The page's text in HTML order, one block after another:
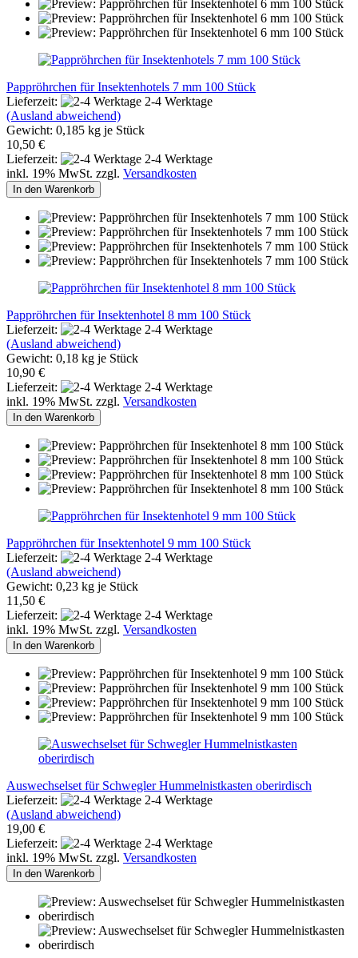
Pappröhrchen für Insektenhotels 7 mm 100 Stück
Lieferzeit:
2-4 Werktage
(Ausland abweichend)
Gewicht: 0,185 kg je Stück
10,50 €
Lieferzeit:
2-4 Werktage
inkl. 19% MwSt. zzgl. Versandkosten
In den Warenkorb
Pappröhrchen für Insektenhotel 8 mm 100 Stück
Lieferzeit:
2-4 Werktage
(Ausland abweichend)
Gewicht: 0,18 kg je Stück
10,90 €
Lieferzeit:
2-4 Werktage
inkl. 19% MwSt. zzgl. Versandkosten
In den Warenkorb
Pappröhrchen für Insektenhotel 9 mm 100 Stück
Lieferzeit:
2-4 Werktage
(Ausland abweichend)
Gewicht: 0,23 kg je Stück
11,50 €
Lieferzeit:
2-4 Werktage
inkl. 19% MwSt. zzgl. Versandkosten
In den Warenkorb
Auswechselset für Schwegler Hummelnistkasten oberirdisch
Lieferzeit:
2-4 Werktage
(Ausland abweichend)
19,00 €
Lieferzeit:
2-4 Werktage
inkl. 19% MwSt. zzgl. Versandkosten
In den Warenkorb